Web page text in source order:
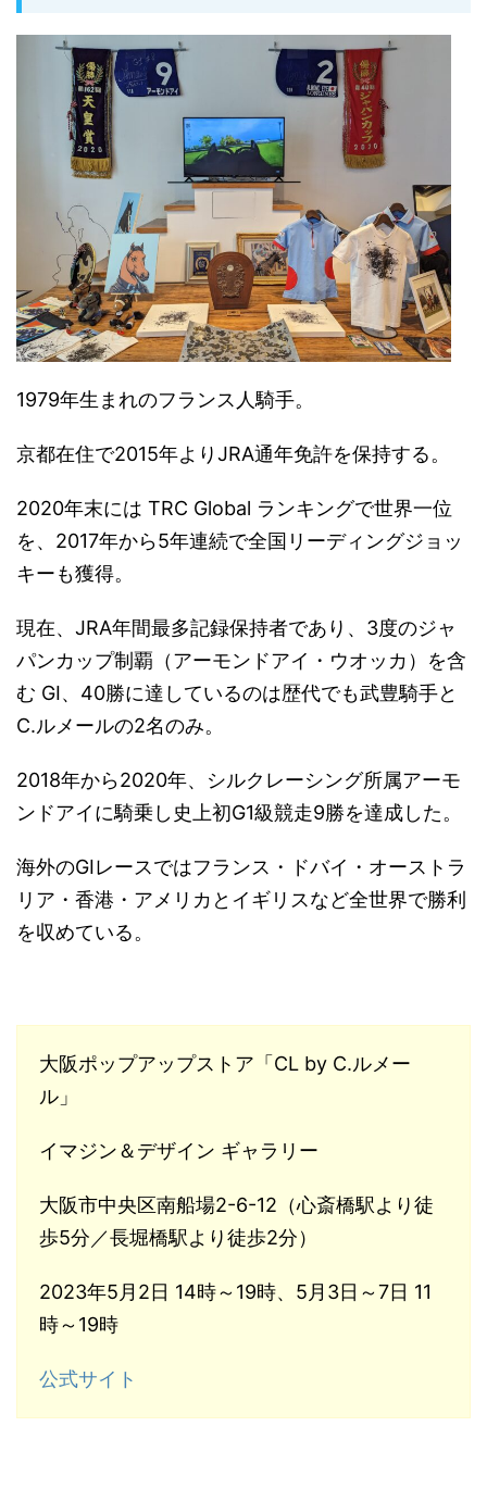
1979年生まれのフランス人騎手。
京都在住で2015年よりJRA通年免許を保持する。
2020年末には TRC Global ランキングで世界一位
を、2017年から5年連続で全国リーディングジョッ
キーも獲得。
現在、JRA年間最多記録保持者であり、3度のジャ
パンカップ制覇（アーモンドアイ・ウオッカ）を含
む GI、40勝に達しているのは歴代でも武豊騎手と
C.ルメールの2名のみ。
2018年から2020年、シルクレーシング所属アーモ
ンドアイに騎乗し史上初G1級競走9勝を達成した。
海外のGIレースではフランス・ドバイ・オーストラ
リア・香港・アメリカとイギリスなど全世界で勝利
を収めている。
大阪ポップアップストア「CL by C.ルメー
ル」
イマジン＆デザイン ギャラリー
大阪市中央区南船場2-6-12（心斎橋駅より徒
歩5分／長堀橋駅より徒歩2分）
2023年5月2日 14時～19時、5月3日～7日 11
時～19時
公式サイト